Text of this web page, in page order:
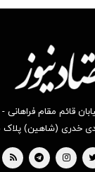
قائم مقام فراهانی -
خدری (شاهین) پلاک ۵